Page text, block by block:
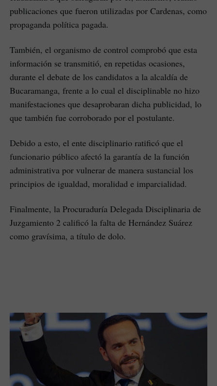
publicaciones que fueron utilizadas por Cardenas, como
propaganda política pagada.
También, el organismo de control comprobó que esta
información se transmitió, en repetidas ocasiones,
durante el debate de los candidatos a la alcaldía de
Bucaramanga, frente a lo cual el disciplinable no hizo
manifestaciones que desaprobaran dicha publicidad, lo
que también fue corroborado por el postulante.
Debido a esto, el ente disciplinario ratificó que el
funcionario público afectó la garantía de la función
administrativa por vulnerar de manera sustancial los
principios de igualdad, moralidad e imparcialidad.
Finalmente, la Procuraduría Delegada Disciplinaria de
Juzgamiento 2 calificó la falta de Hernández Suárez
como gravísima, a título de dolo.